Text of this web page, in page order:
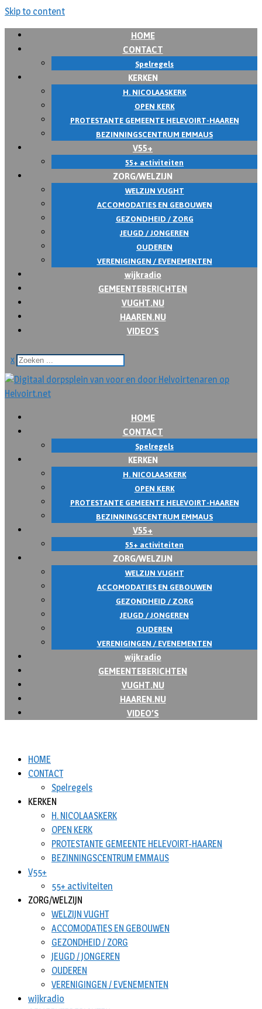
Skip to content
HOME
CONTACT
Spelregels
KERKEN
H. NICOLAASKERK
OPEN KERK
PROTESTANTE GEMEENTE HELEVOIRT-HAAREN
BEZINNINGSCENTRUM EMMAUS
V55+
55+ activiteiten
ZORG/WELZIJN
WELZIJN VUGHT
ACCOMODATIES EN GEBOUWEN
GEZONDHEID / ZORG
JEUGD / JONGEREN
OUDEREN
VERENIGINGEN / EVENEMENTEN
wijkradio
GEMEENTEBERICHTEN
VUGHT.NU
HAAREN.NU
VIDEO’S
x
HOME
CONTACT
Spelregels
KERKEN
H. NICOLAASKERK
OPEN KERK
PROTESTANTE GEMEENTE HELEVOIRT-HAAREN
BEZINNINGSCENTRUM EMMAUS
V55+
55+ activiteiten
ZORG/WELZIJN
WELZIJN VUGHT
ACCOMODATIES EN GEBOUWEN
GEZONDHEID / ZORG
JEUGD / JONGEREN
OUDEREN
VERENIGINGEN / EVENEMENTEN
wijkradio
GEMEENTEBERICHTEN
VUGHT.NU
HAAREN.NU
VIDEO’S
HOME
CONTACT
Spelregels
KERKEN
H. NICOLAASKERK
OPEN KERK
PROTESTANTE GEMEENTE HELEVOIRT-HAAREN
BEZINNINGSCENTRUM EMMAUS
V55+
55+ activiteiten
ZORG/WELZIJN
WELZIJN VUGHT
ACCOMODATIES EN GEBOUWEN
GEZONDHEID / ZORG
JEUGD / JONGEREN
OUDEREN
VERENIGINGEN / EVENEMENTEN
wijkradio